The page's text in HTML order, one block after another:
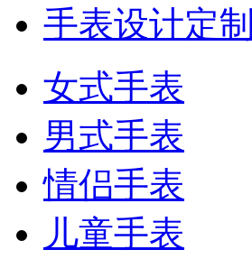
手表设计定
女式手表
男式手表
情侣手表
儿童手表